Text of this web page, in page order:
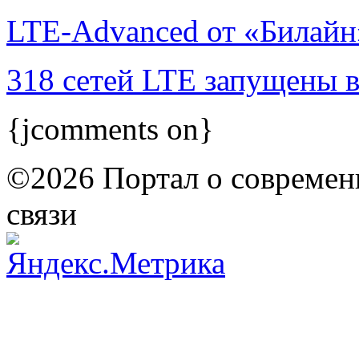
LTE-Advanced от
318 сетей LTE запущены
{jcomments on}
©2026 Портал о
связи